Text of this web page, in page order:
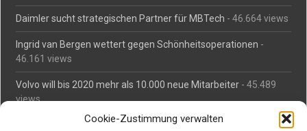
Cookie-Zustimmung verwalten
Daimler sucht strategischen Partner für MBTech - 46.664 views
Ingrid van Bergen wettert gegen Schönheitsoperationen -
46.161 views
Volvo will bis 2020 mehr als 10.000 neue Mitarbeiter - 45.489
views
Mäßiges Interesse an Daimlers MBtech- 44.716 views